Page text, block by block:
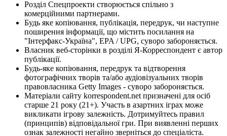
Розділ Спецпроекти створюється спільно з
комерційними партнерами.
Будь яке копіювання, публікація, передрук, чи наступне
поширення інформації, що містить посилання на
"Інтерфакс-Україна", EPA / UPG, суворо забороняється.
Власник веб-сторінки в розділі Я-Корреспондент є автор
публікації.
Будь-яке копіювання, передрук та відтворення
фотографічних творів та/або аудіовізуальних творів
правовласника Getty Images - суворо забороняється.
Матеріали сайту korrespondent.net призначені для осіб
старше 21 року (21+). Участь в азартних іграх може
викликати ігрову залежність. Дотримуйтесь правил
(принципів) відповідальної гри. При виявленні перших
ознак залежності негайно зверніться до спеціаліста.